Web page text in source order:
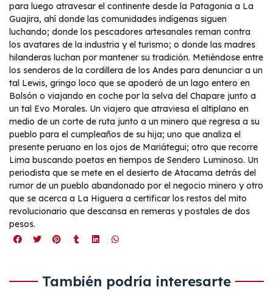
para luego atravesar el continente desde la Patagonia a La
Guajira, ahí donde las comunidades indígenas siguen
luchando; donde los pescadores artesanales reman contra
los avatares de la industria y el turismo; o donde las madres
hilanderas luchan por mantener su tradición. Metiéndose entre
los senderos de la cordillera de los Andes para denunciar a un
tal Lewis, gringo loco que se apoderó de un lago entero en
Bolsón o viajando en coche por la selva del Chapare junto a
un tal Evo Morales. Un viajero que atraviesa el altiplano en
medio de un corte de ruta junto a un minero que regresa a su
pueblo para el cumpleaños de su hija; uno que analiza el
presente peruano en los ojos de Mariátegui; otro que recorre
Lima buscando poetas en tiempos de Sendero Luminoso. Un
periodista que se mete en el desierto de Atacama detrás del
rumor de un pueblo abandonado por el negocio minero y otro
que se acerca a La Higuera a certificar los restos del mito
revolucionario que descansa en remeras y postales de dos
pesos.
También podría interesarte